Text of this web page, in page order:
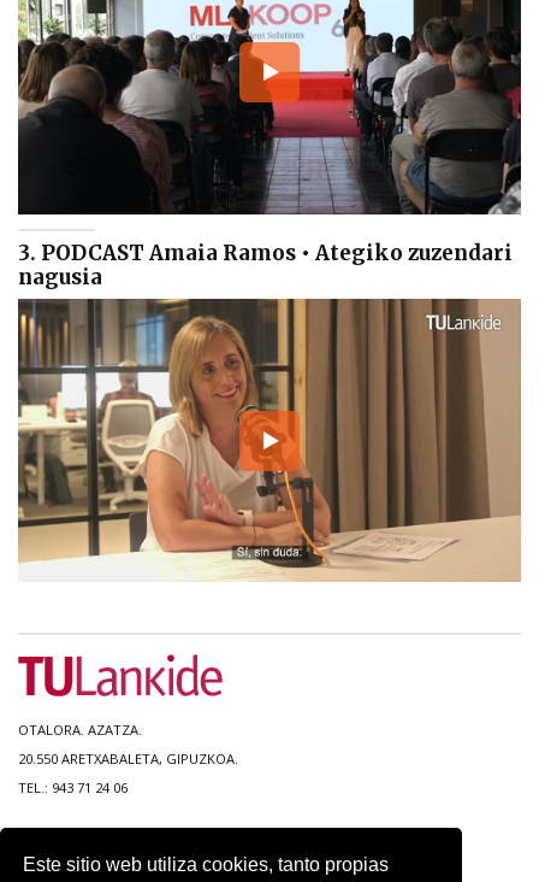
Este sitio web utiliza cookies, tanto propias
3. PODCAST Amaia Ramos • Ategiko zuzendari
nagusia
OTALORA. AZATZA.
20.550 ARETXABALETA, GIPUZKOA.
TEL.: 943 71 24 06
ACCESIBILIDAD